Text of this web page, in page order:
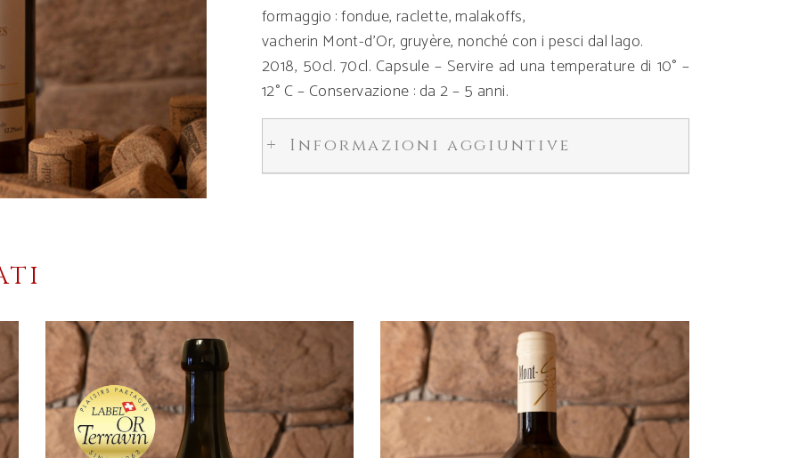
formaggio : fondue, raclette, malakoffs,
vacherin Mont-d’Or, gruyère, nonché con i pesci dal lago.
2018, 50cl. 70cl. Capsule – Servire ad una temperature di 10° –
12° C – Conservazione : da 2 – 5 anni.
Informazioni aggiuntive